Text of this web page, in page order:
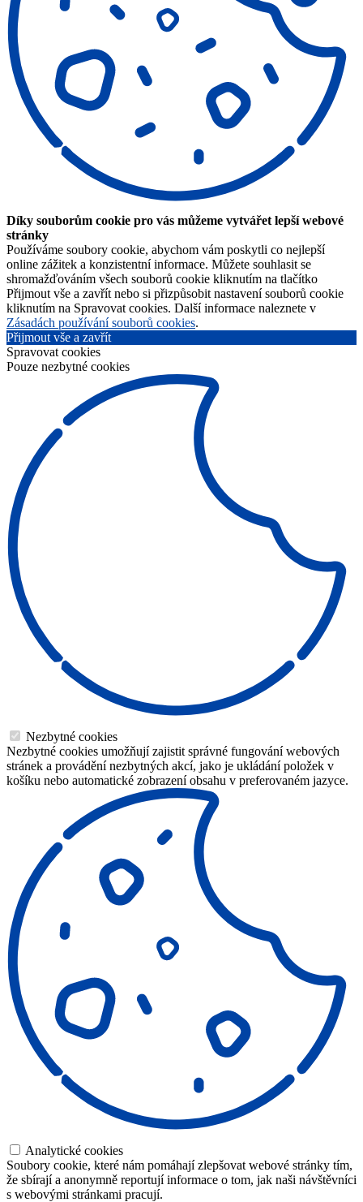
Díky souborům cookie pro vás můžeme vytvářet lepší webové
stránky
Používáme soubory cookie, abychom vám poskytli co nejlepší
online zážitek a konzistentní informace. Můžete souhlasit se
shromažďováním všech souborů cookie kliknutím na tlačítko
Přijmout vše a zavřít nebo si přizpůsobit nastavení souborů cookie
kliknutím na Spravovat cookies. Další informace naleznete v
Zásadách používání souborů cookies.
Přijmout vše a zavřít
Spravovat cookies
Pouze nezbytné cookies
Nezbytné cookies
Nezbytné cookies umožňují zajistit správné fungování webových
stránek a provádění nezbytných akcí, jako je ukládání položek v
košíku nebo automatické zobrazení obsahu v preferovaném jazyce.
Analytické cookies
Soubory cookie, které nám pomáhají zlepšovat webové stránky tím,
že sbírají a anonymně reportují informace o tom, jak naši návštěvníci
s webovými stránkami pracují.